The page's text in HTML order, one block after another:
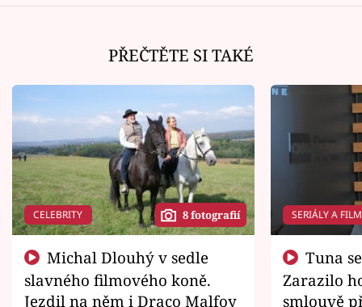
PŘEČTĚTE SI TAKÉ
CELEBRITY 8 fotografií
slavného filmového koně.
Jezdil na něm i Draco Malfoy
SERIÁLY A
Zarazilo
smlouvě